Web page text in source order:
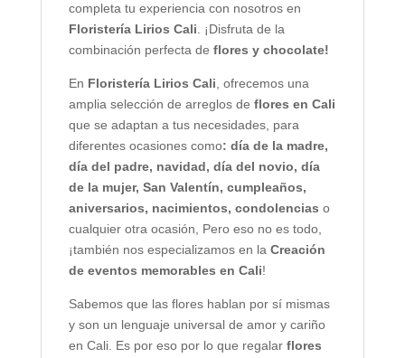
completa tu experiencia con nosotros en
Floristería Lirios Cali . ¡Disfruta de la
combinación perfecta de flores y chocolate!
En Floristería Lirios Cali , ofrecemos una
amplia selección de arreglos de flores en Cali
que se adaptan a tus necesidades, para
diferentes ocasiones como: día de la madre,
día del padre, navidad, día del novio, día
de la mujer, San Valentín, cumpleaños,
aniversarios, nacimientos, condolencias o
cualquier otra ocasión, Pero eso no es todo,
¡también nos especializamos en la Creación
de eventos memorables en Cali!
Sabemos que las flores hablan por sí mismas
y son un lenguaje universal de amor y cariño
en Cali. Es por eso por lo que regalar flores